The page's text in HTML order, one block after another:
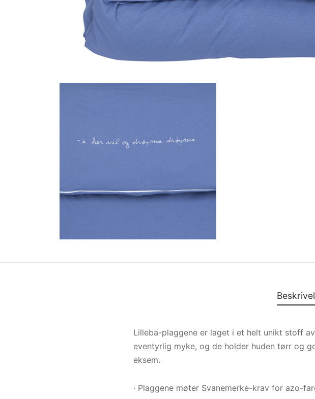
Lilleba-plaggene er laget i et helt unikt stoff
eventyrlig myke, og de holder huden tørr og
eksem.
· Plaggene møter Svanemerke-krav for azo-